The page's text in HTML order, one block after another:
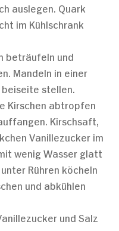
auslegen. Quark
im Kühlschrank
beträufeln und
Mandeln in einer
stellen.
Kirschen abtropfen
Kirschsaft,
Vanillezucker im
wenig Wasser glatt
Rühren köcheln
und abkühlen
und Salz